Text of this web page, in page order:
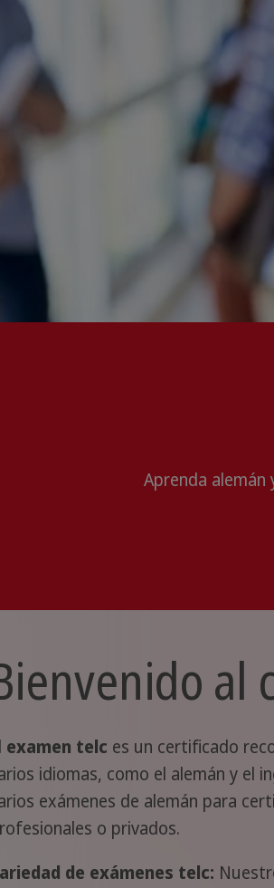
Aprenda
al
examen telc es un certificado
idiomas, como el alemán y el
exámenes de alemán para
o privados.
de exámenes telc: